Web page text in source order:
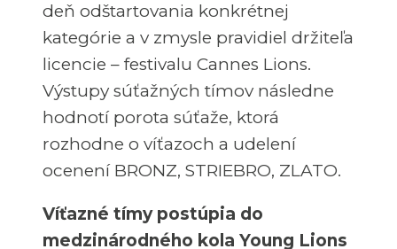
deň odštartovania konkrétnej
kategórie a v zmysle pravidiel držiteľa
licencie – festivalu Cannes Lions.
Výstupy súťažných tímov následne
hodnotí porota súťaže, ktorá
rozhodne o víťazoch a udelení
ocenení BRONZ, STRIEBRO, ZLATO.
Víťazné tímy postúpia do
medzinárodného kola Young Lions